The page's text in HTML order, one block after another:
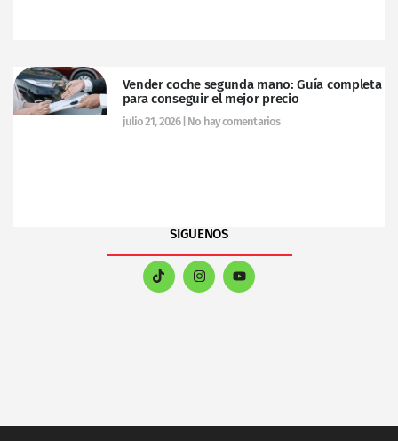
Vender coche segunda mano: Guía completa
para conseguir el mejor precio
julio 21, 2026 No hay comentarios
SIGUENOS